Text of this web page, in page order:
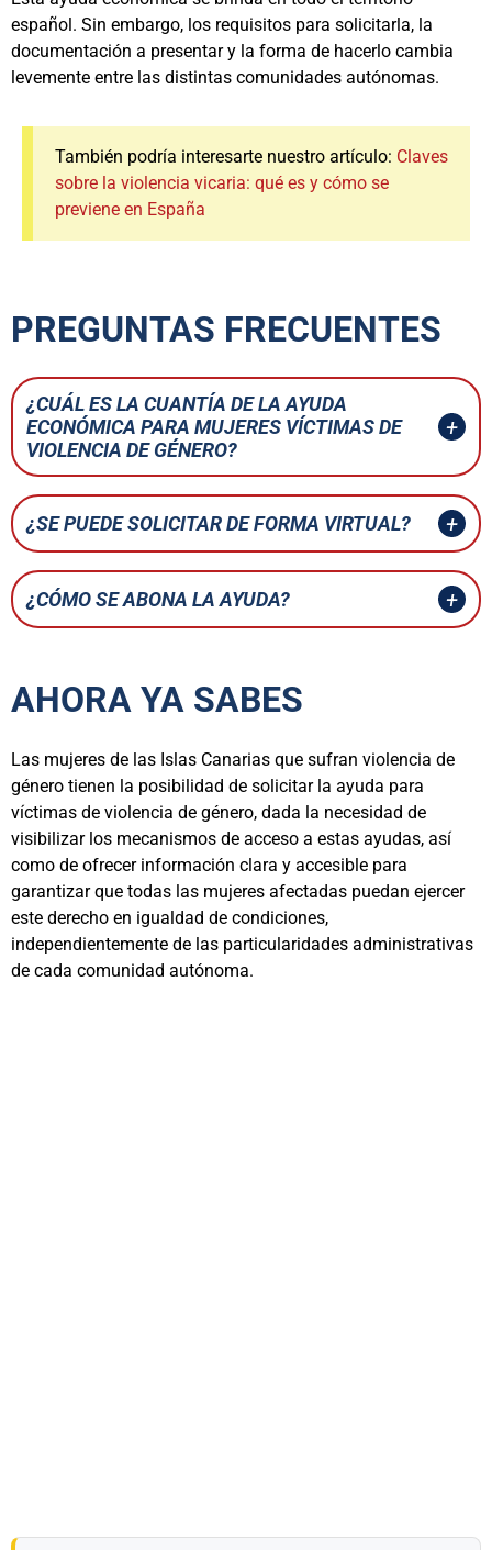
español. Sin embargo, los requisitos para solicitarla, la
documentación a presentar y la forma de hacerlo cambia
levemente entre las distintas comunidades autónomas.
También podría interesarte nuestro artículo: Claves
sobre la violencia vicaria: qué es y cómo se
previene en España
PREGUNTAS FRECUENTES
¿CUÁL ES LA CUANTÍA DE LA AYUDA
ECONÓMICA PARA MUJERES VÍCTIMAS DE
VIOLENCIA DE GÉNERO?
¿SE PUEDE SOLICITAR DE FORMA VIRTUAL?
¿CÓMO SE ABONA LA AYUDA?
AHORA YA SABES
Las mujeres de las Islas Canarias que sufran violencia de
género tienen la posibilidad de solicitar la ayuda para
víctimas de violencia de género, dada la necesidad de
visibilizar los mecanismos de acceso a estas ayudas, así
como de ofrecer información clara y accesible para
garantizar que todas las mujeres afectadas puedan ejercer
este derecho en igualdad de condiciones,
independientemente de las particularidades administrativas
de cada comunidad autónoma.